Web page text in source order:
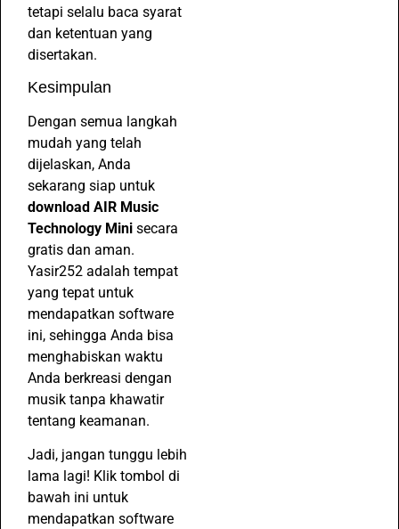
tetapi selalu baca syarat
dan ketentuan yang
disertakan.
Kesimpulan
Dengan semua langkah
mudah yang telah
dijelaskan, Anda
sekarang siap untuk
download AIR Music
Technology Mini secara
gratis dan aman.
Yasir252 adalah tempat
yang tepat untuk
mendapatkan software
ini, sehingga Anda bisa
menghabiskan waktu
Anda berkreasi dengan
musik tanpa khawatir
tentang keamanan.
Jadi, jangan tunggu lebih
lama lagi! Klik tombol di
bawah ini untuk
mendapatkan software